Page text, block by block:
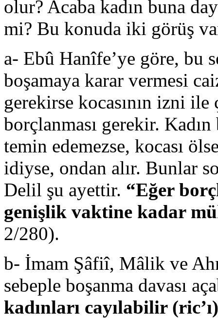
olur? Acaba kadın buna
mi? Bu konuda iki görüş
a- Ebû Hanîfe’ye göre, bu
boşamaya karar vermesi
gerekirse kocasının izni ile
borçlanması gerekir.
temin edemezse, kocası
idiyse, ondan alır. Bunlar
Delil şu ayettir. “Eğer
genişlik vaktine kadar
2/280).
b- İmam Şâfiî, Mâlik ve
sebeple boşanma davası
kadınları cayılabilir